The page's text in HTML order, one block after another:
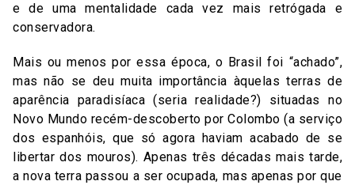
e de uma mentalidade cada vez mais retrógada e
conservadora.
Mais ou menos por essa época, o Brasil foi “achado”,
mas não se deu muita importância àquelas terras de
aparência paradisíaca (seria realidade?) situadas no
Novo Mundo recém-descoberto por Colombo (a serviço
dos espanhóis, que só agora haviam acabado de se
libertar dos mouros). Apenas três décadas mais tarde,
a nova terra passou a ser ocupada, mas apenas por que